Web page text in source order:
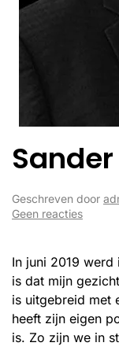
Geschreven door
Geen reactiesop
In juni 2019
is dat mijn
is uitgebreid met
heeft zijn eigen
is. Zo zijn we in